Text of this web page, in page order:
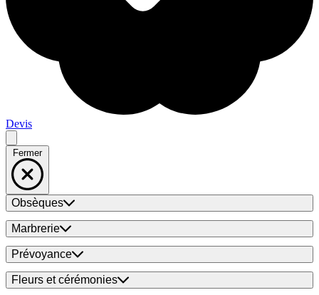
Devis
Fermer
Obsèques
Marbrerie
Prévoyance
Fleurs et cérémonies